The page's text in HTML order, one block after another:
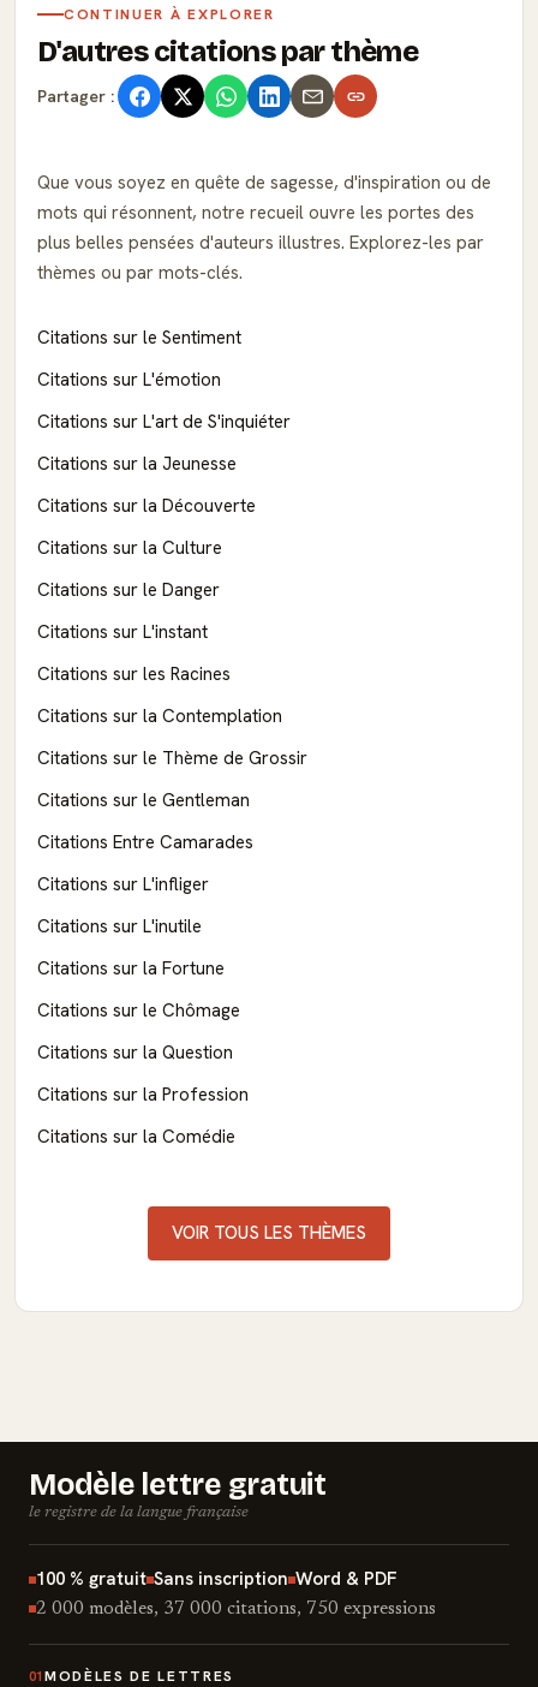
CONTINUER À EXPLORER
D'autres citations par thème
Partager :
Que vous soyez en quête de sagesse, d'inspiration ou de
mots qui résonnent, notre recueil ouvre les portes des
plus belles pensées d'auteurs illustres. Explorez-les par
thèmes ou par mots-clés.
Citations sur le Sentiment
Citations sur L'émotion
Citations sur L'art de S'inquiéter
Citations sur la Jeunesse
Citations sur la Découverte
Citations sur la Culture
Citations sur le Danger
Citations sur L'instant
Citations sur les Racines
Citations sur la Contemplation
Citations sur le Thème de Grossir
Citations sur le Gentleman
Citations Entre Camarades
Citations sur L'infliger
Citations sur L'inutile
Citations sur la Fortune
Citations sur le Chômage
Citations sur la Question
Citations sur la Profession
Citations sur la Comédie
VOIR TOUS LES THÈMES
Modèle lettre gratuit
le registre de la langue française
100 % gratuit Sans inscription Word & PDF
2 000 modèles, 37 000 citations, 750 expressions
01 MODÈLES DE LETTRES